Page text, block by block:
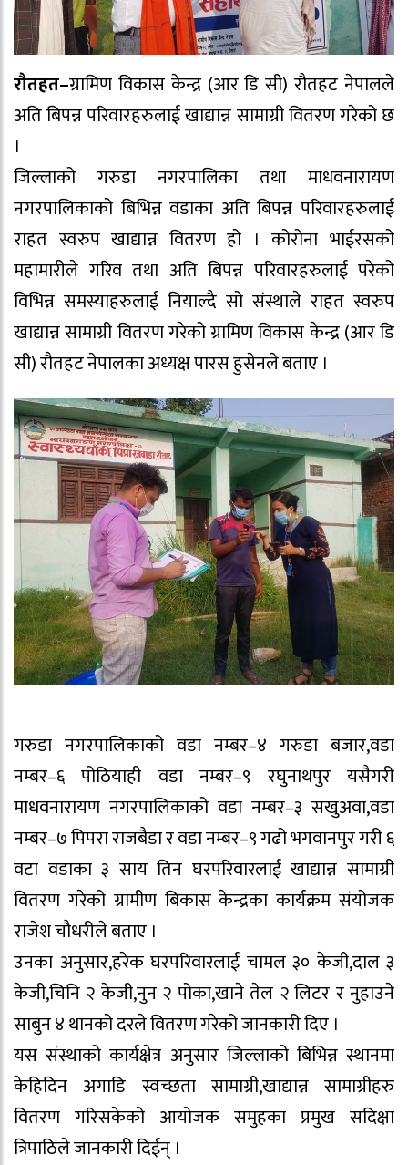
रौतहत–ग्रामिण विकास केन्द्र (आर डि सी) रौतहट नेपालले
अति बिपन्न परिवारहरुलाई खाद्यान्न सामाग्री वितरण गरेको छ
।
जिल्लाको गरुडा नगरपालिका तथा माधवनारायण
नगरपालिकाको बिभिन्न वडाका अति बिपन्न परिवारहरुलाई
राहत स्वरुप खाद्यान्न वितरण हो । कोरोना भाईरसको
महामारीले गरिव तथा अति बिपन्न परिवारहरुलाई परेको
विभिन्न समस्याहरुलाई नियाल्दै सो संस्थाले राहत स्वरुप
खाद्यान्न सामाग्री वितरण गरेको ग्रामिण विकास केन्द्र (आर डि
सी) रौतहट नेपालका अध्यक्ष पारस हुसेनले बताए ।
गरुडा नगरपालिकाको वडा नम्बर–४ गरुडा बजार,वडा
नम्बर–६ पोठियाही वडा नम्बर–९ रघुनाथपुर यसैगरी
माधवनारायण नगरपालिकाको वडा नम्बर–३ सखुअवा,वडा
नम्बर–७ पिपरा राजबैडा र वडा नम्बर–९ गढो भगवानपुर गरी ६
वटा वडाका ३ साय तिन घरपरिवारलाई खाद्यान्न सामाग्री
वितरण गरेको ग्रामीण बिकास केन्द्रका कार्यक्रम संयोजक
राजेश चौधरीले बताए ।
उनका अनुसार,हरेक घरपरिवारलाई चामल ३० केजी,दाल ३
केजी,चिनि २ केजी,नुन २ पोका,खाने तेल २ लिटर र नुहाउने
साबुन ४ थानको दरले वितरण गरेको जानकारी दिए ।
यस संस्थाको कार्यक्षेत्र अनुसार जिल्लाको बिभिन्न स्थानमा
केहिदिन अगाडि स्वच्छता सामाग्री,खाद्यान्न सामाग्रीहरु
वितरण गरिसकेको आयोजक समुहका प्रमुख सदिक्षा
त्रिपाठिले जानकारी दिईन् ।